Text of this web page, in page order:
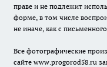
праве и не подлежит
форме, в том числе
не иначе, как с
Все фотографические
сайте www.progorod58.ru